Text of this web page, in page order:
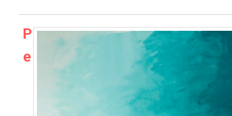
Р
е